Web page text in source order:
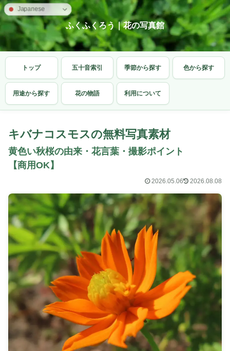
ふくふくろう｜花の写真館
トップ 五十音索引 季節から探す 色から探す
用途から探す 花の物語 利用について
キバナコスモスの無料写真素材
黄色い秋桜の由来・花言葉・撮影ポイント
【商用OK】
2026.05.06 2026.08.08
Japanese